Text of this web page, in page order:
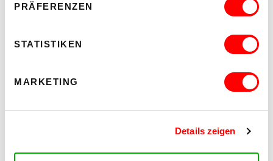
PRÄFERENZEN
STATISTIKEN
MARKETING
Details zeigen